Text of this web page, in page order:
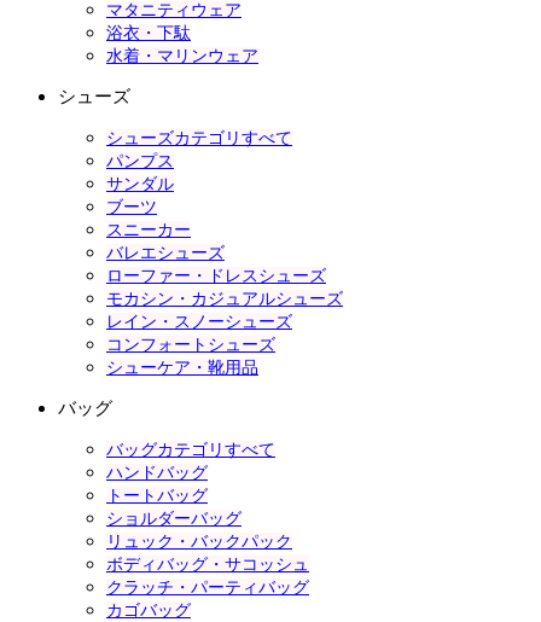
マタニティウェア
浴衣・下駄
水着・マリンウェア
シューズ
シューズカテゴリすべて
パンプス
サンダル
ブーツ
スニーカー
バレエシューズ
ローファー・ドレスシューズ
モカシン・カジュアルシューズ
レイン・スノーシューズ
コンフォートシューズ
シューケア・靴用品
バッグ
バッグカテゴリすべて
ハンドバッグ
トートバッグ
ショルダーバッグ
リュック・バックパック
ボディバッグ・サコッシュ
クラッチ・パーティバッグ
カゴバッグ